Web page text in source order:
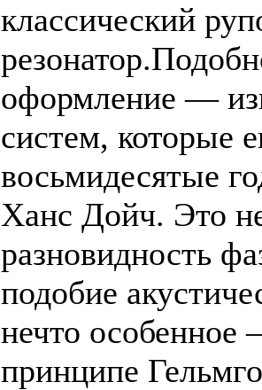
классический
оформление —
систем, которые
восьмидесятые
Ханс Дойч. Это
разновидность
подобие
нечто
принципе